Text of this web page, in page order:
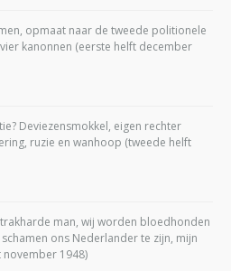
opmaat naar de tweede politionele
kanonnen (eerste helft december
Deviezensmokkel, eigen rechter
ruzie en wanhoop (tweede helft
man, wij worden bloedhonden
ons Nederlander te zijn, mijn
november 1948)